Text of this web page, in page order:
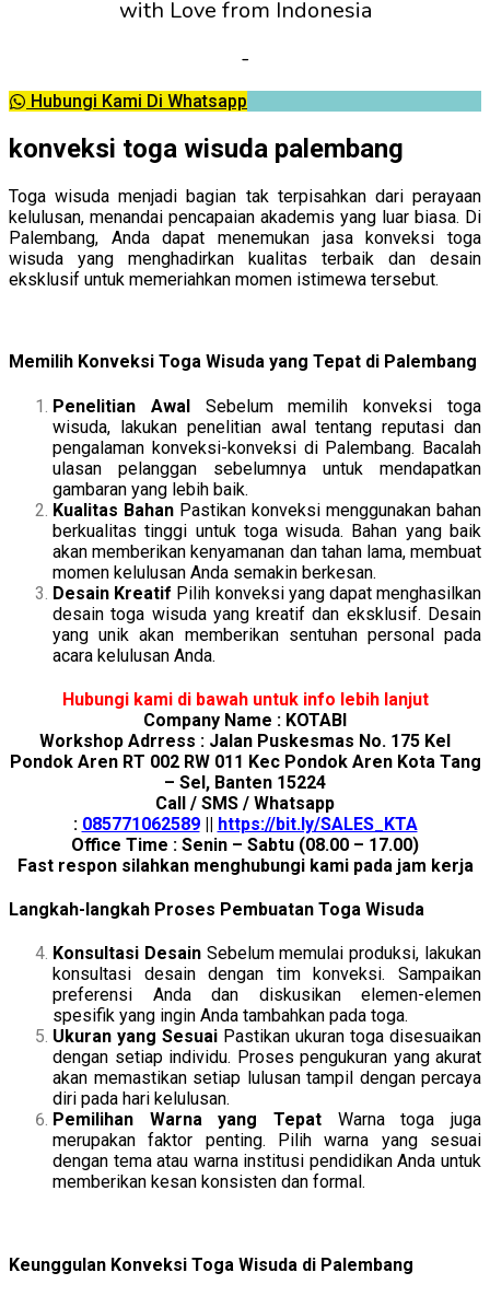
with Love from Indonesia
-
Hubungi Kami Di Whatsapp
konveksi toga wisuda palembang
Toga wisuda menjadi bagian tak terpisahkan dari perayaan
kelulusan, menandai pencapaian akademis yang luar biasa. Di
Palembang, Anda dapat menemukan jasa konveksi toga
wisuda yang menghadirkan kualitas terbaik dan desain
eksklusif untuk memeriahkan momen istimewa tersebut.
Memilih Konveksi Toga Wisuda yang Tepat di Palembang
Penelitian AwalSebelum memilih konveksi toga
wisuda, lakukan penelitian awal tentang reputasi dan
pengalaman konveksi-konveksi di Palembang. Bacalah
ulasan pelanggan sebelumnya untuk mendapatkan
gambaran yang lebih baik.
Kualitas Bahan Pastikan konveksi menggunakan bahan
berkualitas tinggi untuk toga wisuda. Bahan yang baik
akan memberikan kenyamanan dan tahan lama, membuat
momen kelulusan Anda semakin berkesan.
Desain Kreatif Pilih konveksi yang dapat menghasilkan
desain toga wisuda yang kreatif dan eksklusif. Desain
yang unik akan memberikan sentuhan personal pada
acara kelulusan Anda.
Hubungi kami di bawah untuk info lebih lanjut
Company Name : KOTABI
Workshop Adrress : Jalan Puskesmas No. 175 Kel
Pondok Aren RT 002 RW 011 Kec Pondok Aren Kota Tang
– Sel, Banten 15224
Call / SMS / Whatsapp
: 085771062589|| https://bit.ly/SALES_KTA
Office Time : Senin – Sabtu (08.00 – 17.00)
Fast respon silahkan menghubungi kami pada jam kerja
Langkah-langkah Proses Pembuatan Toga Wisuda
Konsultasi DesainSebelum memulai produksi, lakukan
konsultasi desain dengan tim konveksi. Sampaikan
preferensi Anda dan diskusikan elemen-elemen
spesifik yang ingin Anda tambahkan pada toga.
Ukuran yang Sesuai Pastikan ukuran toga disesuaikan
dengan setiap individu. Proses pengukuran yang akurat
akan memastikan setiap lulusan tampil dengan percaya
diri pada hari kelulusan.
Pemilihan Warna yang Tepat Warna toga juga
merupakan faktor penting. Pilih warna yang sesuai
dengan tema atau warna institusi pendidikan Anda untuk
memberikan kesan konsisten dan formal.
Keunggulan Konveksi Toga Wisuda di Palembang